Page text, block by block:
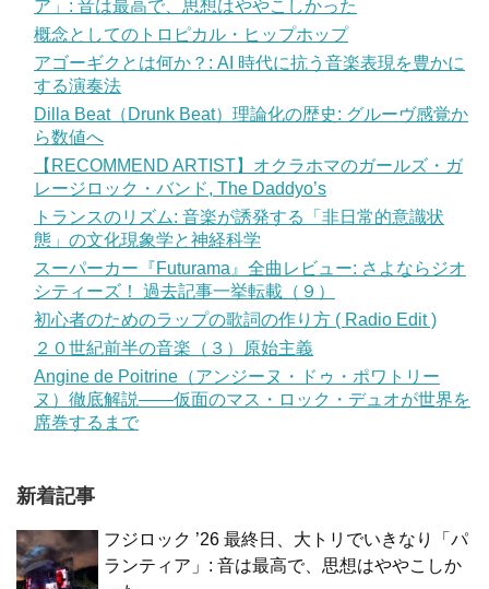
ア」: 音は最高で、思想はややこしかった
概念としてのトロピカル・ヒップホップ
アゴーギクとは何か？: AI 時代に抗う音楽表現を豊かに
する演奏法
Dilla Beat（Drunk Beat）理論化の歴史: グルーヴ感覚か
ら数値へ
【RECOMMEND ARTIST】オクラホマのガールズ・ガ
レージロック・バンド, The Daddyo’s
トランスのリズム: 音楽が誘発する「非日常的意識状
態」の文化現象学と神経科学
スーパーカー『Futurama』全曲レビュー: さよならジオ
シティーズ！ 過去記事一挙転載（９）
初心者のためのラップの歌詞の作り方 ( Radio Edit )
２０世紀前半の音楽（３）原始主義
Angine de Poitrine（アンジーヌ・ドゥ・ポワトリー
ヌ）徹底解説——仮面のマス・ロック・デュオが世界を
席巻するまで
新着記事
フジロック ’26 最終日、大トリでいきなり「パ
ランティア」: 音は最高で、思想はややこしか